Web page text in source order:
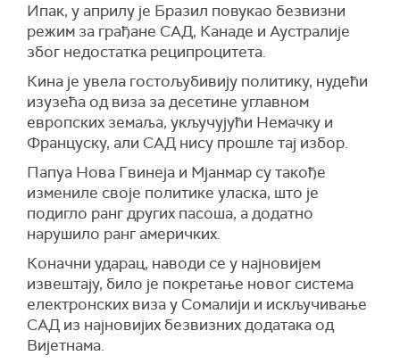
Ипак, у априлу је Бразил повукао безвизни
режим за грађане САД, Канаде и Аустралије
због недостатка реципроцитета.
Кина је увела гостољубивију политику, нудећи
изузећа од виза за десетине углавном
европских земаља, укључујући Немачку и
Француску, али САД нису прошле тај избор.
Папуа Нова Гвинеја и Мјанмар су такође
измениле своје политике уласка, што је
подигло ранг других пасоша, а додатно
нарушило ранг америчких.
Коначни ударац, наводи се у најновијем
извештају, било је покретање новог система
електронских виза у Сомалији и искључивање
САД из најновијих безвизних додатака од
Вијетнама.